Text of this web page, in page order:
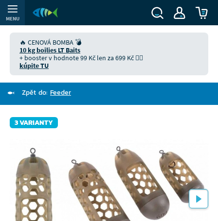
MENU
🔥 CENOVÁ BOMBA 💣
10 kg boilies LT Baits
+ booster v hodnote 99 Kč len za 699 Kč 👉🏻
kúpite TU
Zpět do: Feeder
3 VARIANTY